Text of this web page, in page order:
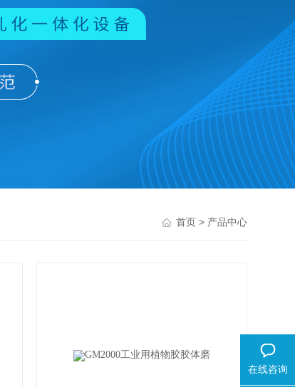
首页> 产品中心
在线咨询